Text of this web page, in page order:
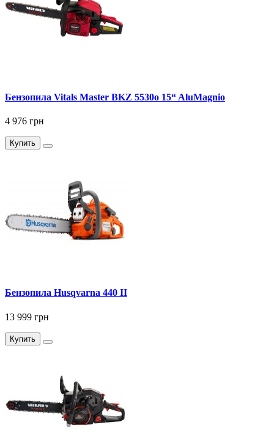
Бензопила Vitals Master BKZ 5530o 15“ AluMagnio
4 976 грн
Купить
Бензопила Husqvarna 440 II
13 999 грн
Купить